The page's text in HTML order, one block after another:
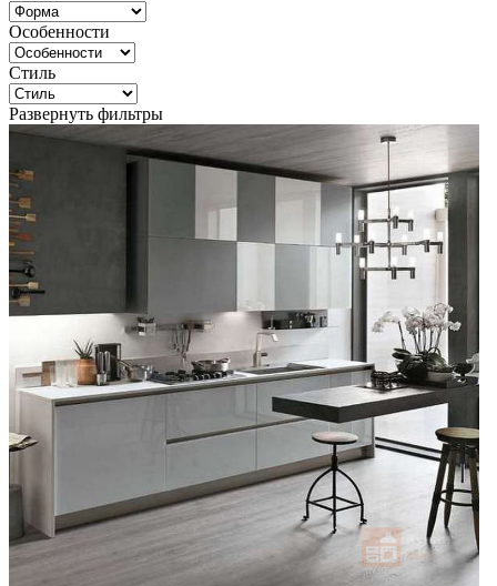
Особенности
Стиль
Развернуть фильтры